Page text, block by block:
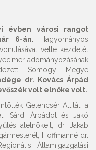
évben városi rangot
6-án.
Hagyományos
vette kezdetét
adományozásának
Somogy Megye
dr. Kovács Árpád
volt elnöke volt.
Gelencsér Attilát, a
Sárdi Árpádot és Jakó
alelnökeit, dr. Jakab
Hoffmanné dr.
Államigazgatási